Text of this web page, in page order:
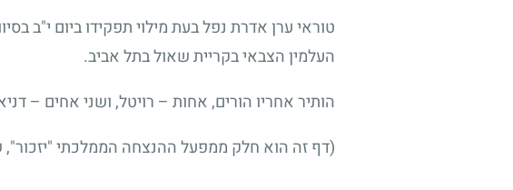
העלמין הצבאי בקריית שאול בתל אביב.
הותיר אחריו הורים, אחות – רויטל, ושני אחים –
(דף זה הוא חלק ממפעל ההנצחה הממלכתי "יזכור",